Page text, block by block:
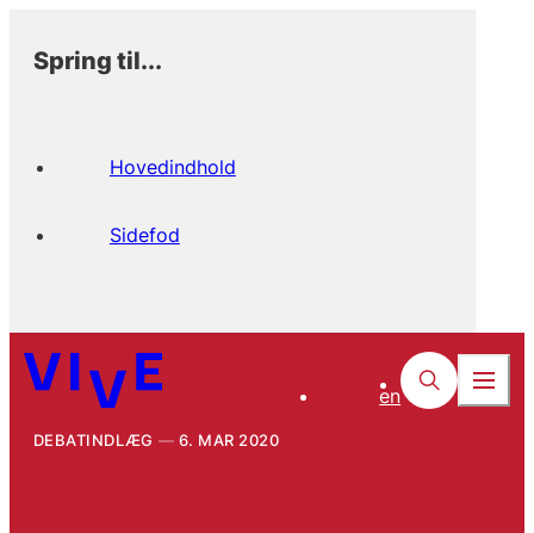
Spring til...
Hovedindhold
Sidefod
en
DEBATINDLÆG 6. MAR 2020